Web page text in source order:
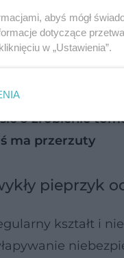
swoje
na
który
o zrobienie
ma przerzuty
pieprzyk
kształt i
abyś mógł
dotyczące
w „Ustawienia”.